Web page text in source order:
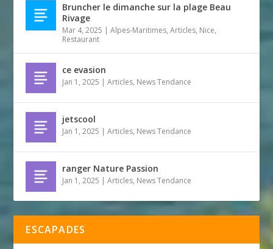
Bruncher le dimanche sur la plage Beau
Rivage
Mar 4, 2025 |Alpes-Maritimes,Articles, Nice,
Restaurant
ce evasion
Jan 1, 2025 |Articles, News Tendance
jetscool
Jan 1, 2025 |Articles, News Tendance
ranger Nature Passion
Jan 1, 2025 |Articles, News Tendance
ESCAPADES